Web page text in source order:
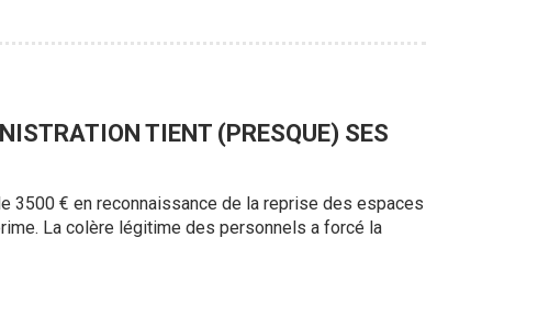
TIENT (PRESQUE) SES
3500 € en reconnaissance de la reprise des espaces
La colère légitime des personnels a forcé la